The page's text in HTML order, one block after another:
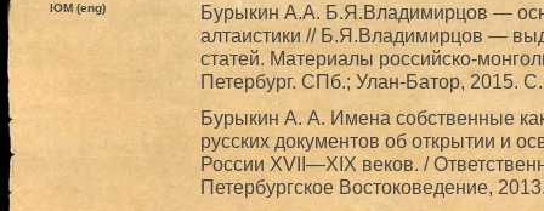
IOM (eng)
Бурыкин А.А. Б.Я.Владимирцов —
алтаистики // Б.Я.Владимирцов —
статей. Материалы российско-
Петербург. СПб.; Улан-Батор, 2015.
Бурыкин А. А. Имена собственные
русских документов об открытии и
России XVII—XIX веков. /
Петербургское Востоковедение,